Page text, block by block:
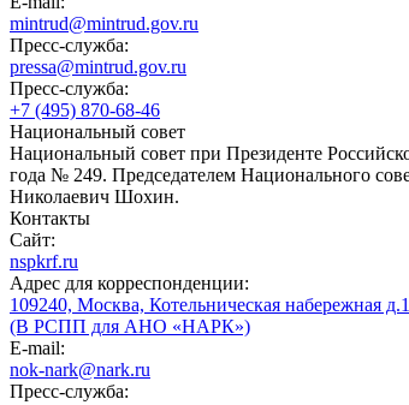
mintrud@mintrud.gov.ru
Пресс-служба:
pressa@mintrud.gov.ru
Пресс-служба:
+7 (495) 870-68-46
Национальный совет
Национальный совет при Президенте
года № 249. Председателем Национального
Николаевич Шохин.
Контакты
Сайт:
nspkrf.ru
Адрес для корреспонденции:
109240, Москва, Котельническая набережная
(В РСПП для АНО «НАРК»)
E-mail:
nok-nark@nark.ru
Пресс-служба: